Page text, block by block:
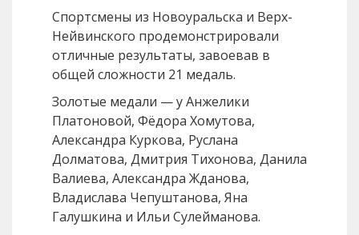
Спортсмены из Новоуральска и Верх-
Нейвинского продемонстрировали
отличные результаты, завоевав в
общей сложности 21 медаль.
Золотые медали — у Анжелики
Платоновой, Фёдора Хомутова,
Александра Куркова, Руслана
Долматова, Дмитрия Тихонова, Данила
Валиева, Александра Жданова,
Владислава Чепуштанова, Яна
Галушкина и Ильи Сулейманова.